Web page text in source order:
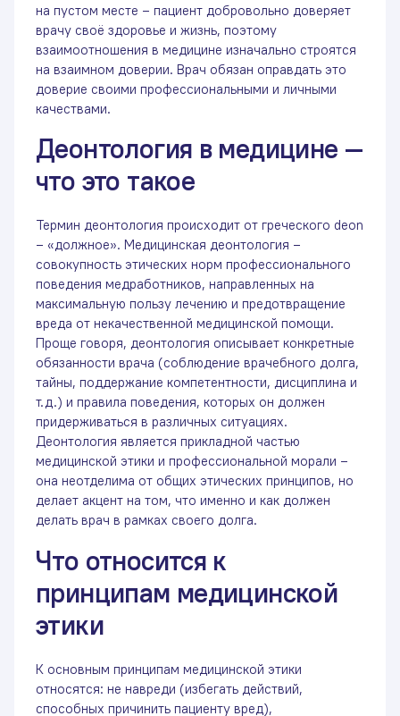
на пустом месте – пациент добровольно доверяет
врачу своё здоровье и жизнь, поэтому
взаимоотношения в медицине изначально строятся
на взаимном доверии. Врач обязан оправдать это
доверие своими профессиональными и личными
качествами.
Деонтология в медицине —
что это такое
Термин деонтология происходит от греческого deon
– «должное». Медицинская деонтология –
совокупность этических норм профессионального
поведения медработников, направленных на
максимальную пользу лечению и предотвращение
вреда от некачественной медицинской помощи.
Проще говоря, деонтология описывает конкретные
обязанности врача (соблюдение врачебного долга,
тайны, поддержание компетентности, дисциплина и
т.д.) и правила поведения, которых он должен
придерживаться в различных ситуациях.
Деонтология является прикладной частью
медицинской этики и профессиональной морали –
она неотделима от общих этических принципов, но
делает акцент на том, что именно и как должен
делать врач в рамках своего долга.
Что относится к
принципам медицинской
этики
К основным принципам медицинской этики
относятся: не навреди (избегать действий,
способных причинить пациенту вред),